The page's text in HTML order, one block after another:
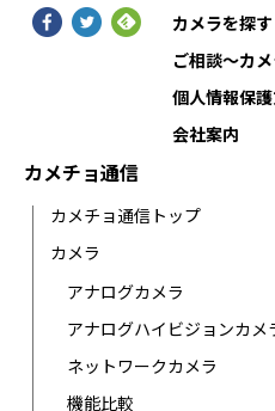
カメラを探す
ご相談〜カ
個人情報保
会社案内
カメチョ通信
カメチョ通信トップ
カメラ
アナログカメラ
アナログハイビジョンカメ
ネットワークカメラ
機能比較